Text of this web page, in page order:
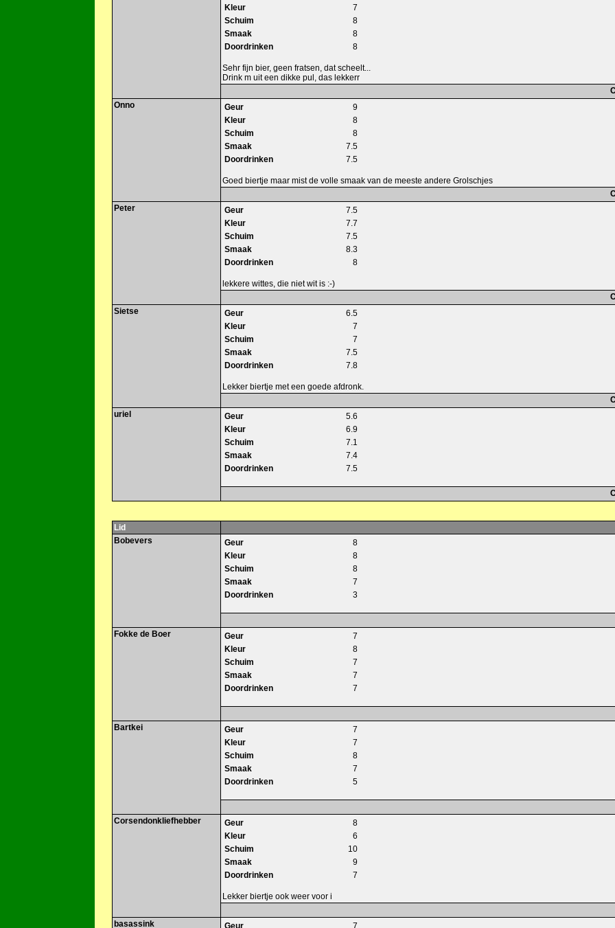
Kleur
7
Schuim
8
Smaak
8
Doordrinken
8
Sehr fijn bier, geen fratsen, dat scheelt...
Drink m uit een dikke pul, das lekkerr
Onno
Geur
9
Kleur
8
Schuim
8
Smaak
7.5
Doordrinken
7.5
Goed biertje maar mist de volle smaak van de meeste andere Grolschjes
Peter
Geur
7.5
Kleur
7.7
Schuim
7.5
Smaak
8.3
Doordrinken
8
lekkere wittes, die niet wit is :-)
Sietse
Geur
6.5
Kleur
7
Schuim
7
Smaak
7.5
Doordrinken
7.8
Lekker biertje met een goede afdronk.
uriel
Geur
5.6
Kleur
6.9
Schuim
7.1
Smaak
7.4
Doordrinken
7.5
Lid
Bobevers
Geur
8
Kleur
8
Schuim
8
Smaak
7
Doordrinken
3
Fokke de Boer
Geur
7
Kleur
8
Schuim
7
Smaak
7
Doordrinken
7
Bartkei
Geur
7
Kleur
7
Schuim
8
Smaak
7
Doordrinken
5
Corsendonkliefhebber
Geur
8
Kleur
6
Schuim
10
Smaak
9
Doordrinken
7
Lekker biertje ook weer voor i
basassink
Geur
7